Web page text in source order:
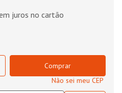
juros no cartão
Comprar
Não sei meu CEP